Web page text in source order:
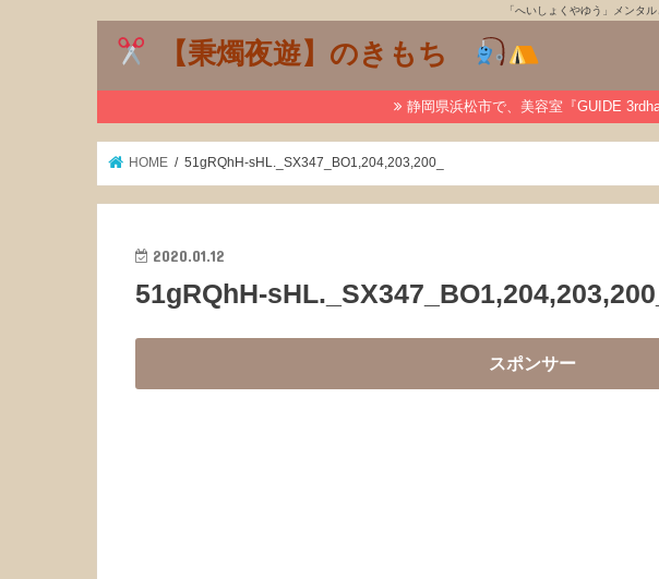
「へいしょくやゆう」メンタ
【秉燭夜遊】のきもち
静岡県浜松市で、美容室『GUIDE
HOME 51gRQhH-sHL._SX347_BO1,204,203,200_
2020.01.12
51gRQhH-sHL._SX347_BO1,204,203,200_
スポンサー